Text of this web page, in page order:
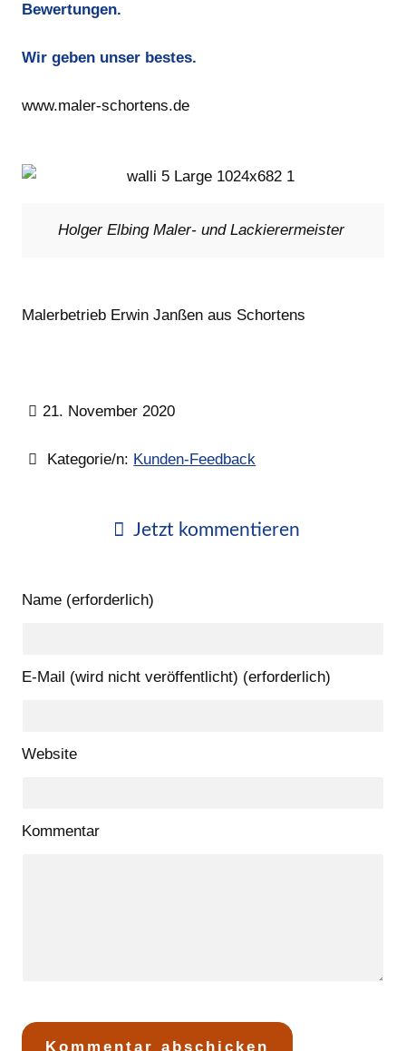
Bewertungen.
Wir geben unser bestes.
www.maler-schortens.de
Holger Elbing Maler- und Lackierermeister
Malerbetrieb Erwin Janßen aus Schortens
21. November 2020
Kategorie/n: Kunden-Feedback
Jetzt kommentieren
Name (erforderlich)
E-Mail (wird nicht veröffentlicht) (erforderlich)
Website
Kommentar